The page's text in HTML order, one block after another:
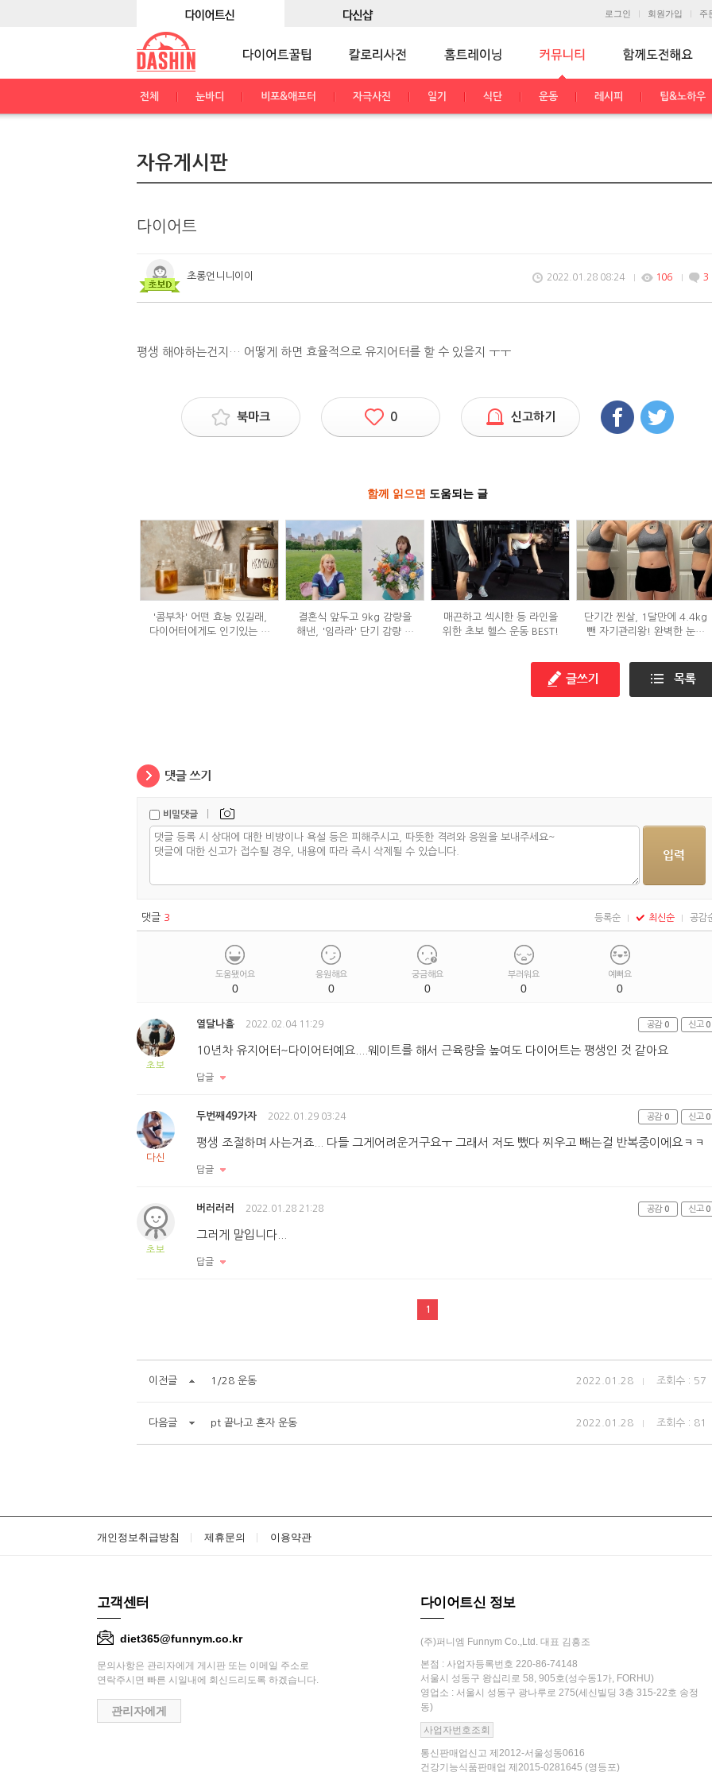
로그인 회원가입 주
전체 눈바디 비포&애프터 자극사진 일기 식단 운동 레시피 팁&노하우
자유게시판
다이어트
초롱언니니이이 2022.01.28 08:24 106 3
평생 해야하는건지… 어떻게 하면 효율적으로 유지어터를 할 수 있을지 ㅜㅜ
북마크 0 신고하기
함께 읽으면 도움되는 글
'콤부차' 어떤 효능 있길래,
다이어터에게도 인기있는 걸
결혼식 앞두고 9kg 감량을
해낸, '임라라' 단기 감량 식
매끈하고 섹시한 등 라인을
위한 초보 헬스 운동 BEST!
단기간 찐살, 1달만에 4.4kg
뺀 자기관리왕! 완벽한 눈바
비밀댓글 |
댓글 3 등록순 최신순 공감
도움됐어요
0
응원해요
0
궁금해요
0
부러워요
0
예뻐요
0
초보
열달나흘 2022.02.04 11:29
10년차 유지어터~다이어터예요....웨이트를 해서 근육량을 높여도 다이어트는 평생인 것 같아요
답글
공감 0 신고 0
다신
두번째49가자 2022.01.29 03:24
평생 조절하며 사는거죠... 다들 그게어려운거구요ㅜ 그래서 저도 뺐다 찌우고 빼는걸 반복중이에요ㅋㅋ
답글
공감 0 신고 0
초보
버러러러 2022.01.28 21:28
그러게 말입니다...
답글
공감 0 신고 0
1
이전글 1/28 운동 2022.01.28 조회수 : 57
다음글 pt 끝나고 혼자 운동 2022.01.28 조회수 : 81
개인정보취급방침 제휴문의 이용약관
고객센터
diet365@funnym.co.kr
문의사항은 관리자에게 게시판 또는 이메일 주소로
연락주시면 빠른 시일내에 회신드리도록 하겠습니다.
관리자에게
다이어트신 정보
(주)퍼니엠 Funnym Co.,Ltd. 대표 김흥조
본점 : 사업자등록번호 220-86-74148
서울시 성동구 왕십리로 58, 905호(성수동1가, FORHU)
영업소 : 서울시 성동구 광나루로 275(세신빌딩 3층 315-22호 송정
동)
사업자번호조회
통신판매업신고 제2012-서울성동0616
건강기능식품판매업 제2015-0281645 (영등포)